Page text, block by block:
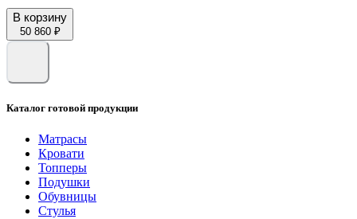
В корзину
50 860 ₽
Каталог готовой продукции
Матрасы
Кровати
Топперы
Подушки
Обувницы
Стулья